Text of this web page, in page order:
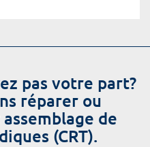
pas votre part?
réparer ou
de
(CRT).